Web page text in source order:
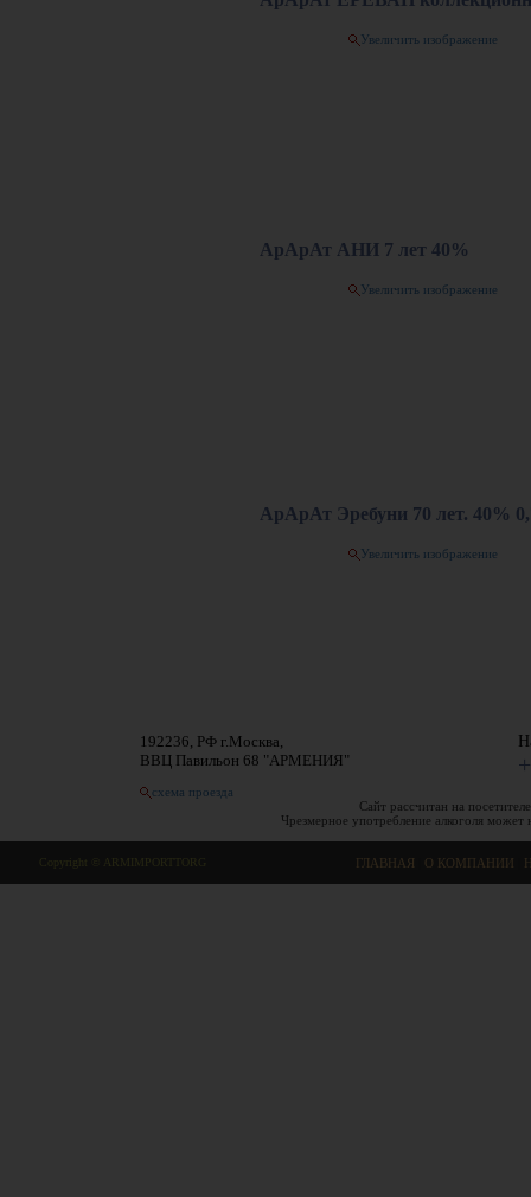
Увеличить изображение
АрАрАт АНИ 7 лет 40%
Увеличить изображение
АрАрАт Эребуни 70 лет. 40%
Увеличить изображение
192236, РФ г.Москва,
ВВЦ Павильон 68 "АРМЕНИЯ"
схема проезда
Сайт рассчитан на
Чрезмерное употребление алкоголя
Copyright © ARMIMPORTTORG ГЛАВНАЯ О КОМПАНИИ